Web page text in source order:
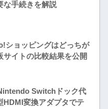
な手続きを解説
ショッピングはどっちが
サイトの比較結果を公開
Switchドック代
HDMI変換アダプタでテ